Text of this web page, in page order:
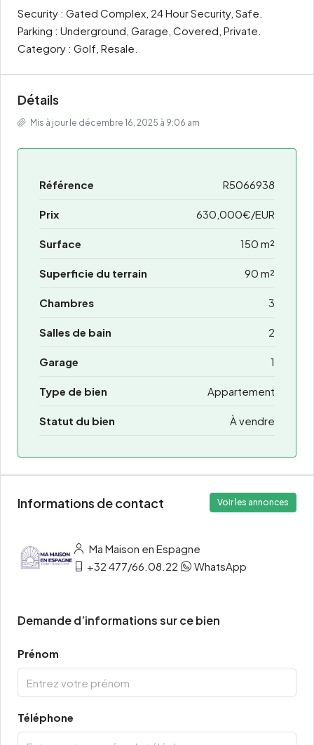
Security : Gated Complex, 24 Hour Security, Safe.
Parking : Underground, Garage, Covered, Private.
Category : Golf, Resale.
Détails
Mis à jour le décembre 16, 2025 à 9:06 am
Référence R5066938
Prix 630,000€/EUR
Surface 150 m²
Superficie du terrain 90 m²
Chambres 3
Salles de bain 2
Garage 1
Type de bien Appartement
Statut du bien À vendre
Informations de contact Voir les annonces
Ma Maison en Espagne
+32 477/66.08.22
WhatsApp
Demande d’informations sur ce bien
Prénom
Téléphone